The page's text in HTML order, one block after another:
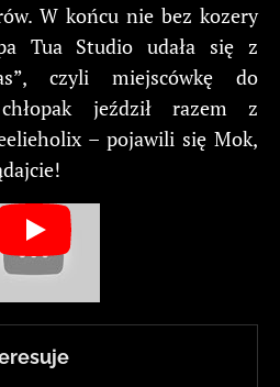
W końcu nie bez kozery
Tua Studio udała się z
czyli miejscówkę do
jeździł razem z
– pojawili się Mok,